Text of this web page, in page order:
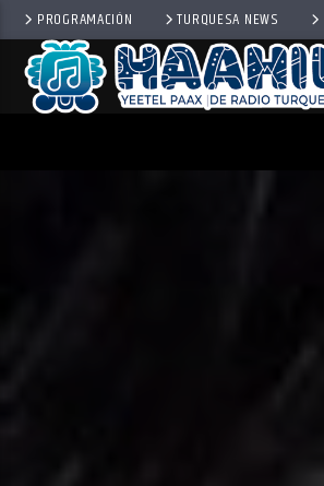
PROGRAMACIÓN TURQUESA NEWS